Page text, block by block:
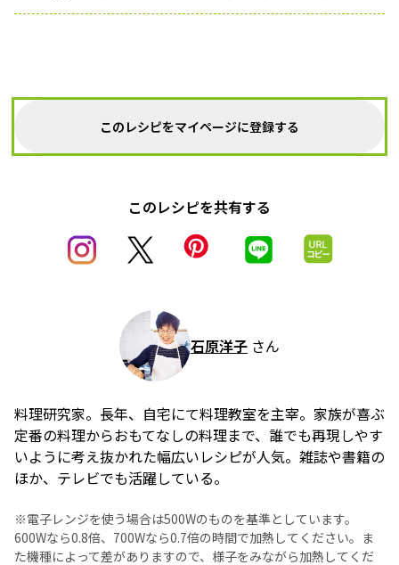
このレシピをマイページに登録する
このレシピを共有する
石原洋子 さん
料理研究家。長年、自宅にて料理教室を主宰。家族が喜ぶ
定番の料理からおもてなしの料理まで、誰でも再現しやす
いように考え抜かれた幅広いレシピが人気。雑誌や書籍の
ほか、テレビでも活躍している。
※電子レンジを使う場合は500Wのものを基準としています。
600Wなら0.8倍、700Wなら0.7倍の時間で加熱してください。ま
た機種によって差がありますので、様子をみながら加熱してくだ